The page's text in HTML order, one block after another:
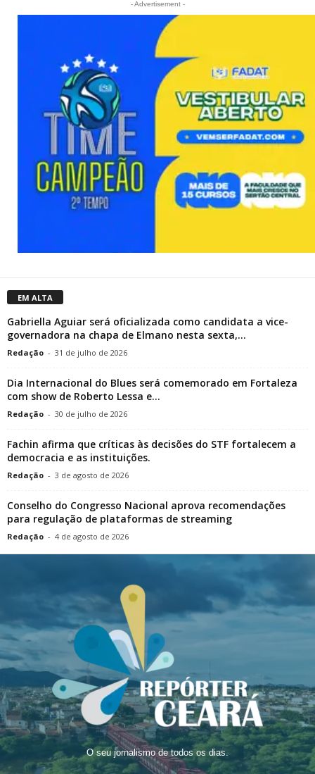
- Advertisement -
EM ALTA
Gabriella Aguiar será oficializada como candidata a vice-
governadora na chapa de Elmano nesta sexta,...
Redação - 31 de julho de 2026
Dia Internacional do Blues será comemorado em Fortaleza
com show de Roberto Lessa e...
Redação - 30 de julho de 2026
Fachin afirma que críticas às decisões do STF fortalecem a
democracia e as instituições.
Redação - 3 de agosto de 2026
Conselho do Congresso Nacional aprova recomendações
para regulação de plataformas de streaming
Redação - 4 de agosto de 2026
O seu jornalismo de todos os dias.